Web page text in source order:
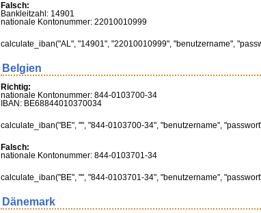
Falsch:
Bankleitzahl: 14901
nationale Kontonummer: 22010010999
calculate_iban("AL", "14901", "22010010999", "benutzername",
Belgien
Richtig:
nationale Kontonummer: 844-0103700-34
IBAN: BE68844010370034
calculate_iban("BE", "", "844-0103700-34", "benutzername",
Falsch:
nationale Kontonummer: 844-0103701-34
calculate_iban("BE", "", "844-0103701-34", "benutzername",
Dänemark